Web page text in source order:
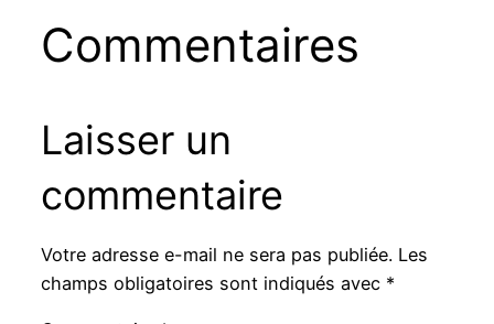
Commentaires
Laisser un
commentaire
Votre adresse e-mail ne sera pas publiée. Les
champs obligatoires sont indiqués avec *